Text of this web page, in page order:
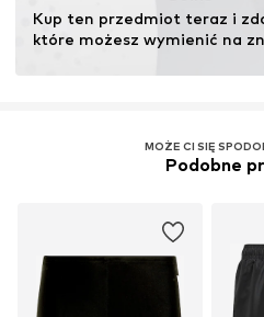
Kup ten przedmiot teraz i
które możesz wymienić na
MOŻE CI SIĘ
Podobne